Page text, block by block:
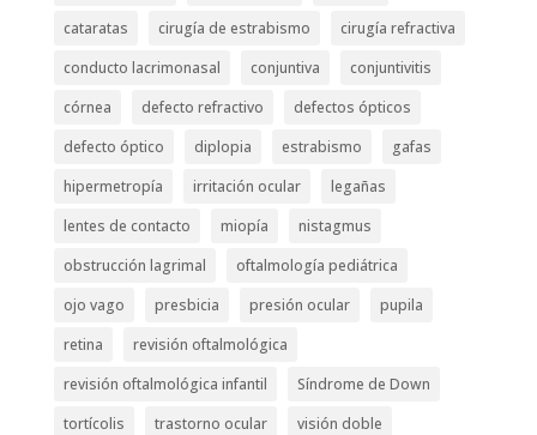
cataratas
cirugía de estrabismo
cirugía refractiva
conducto lacrimonasal
conjuntiva
conjuntivitis
córnea
defecto refractivo
defectos ópticos
defecto óptico
diplopia estrabismo
gafas
hipermetropía
irritación ocular
legañas
lentes de contacto
miopía
nistagmus
obstrucción lagrimal
oftalmología pediátrica
ojo vago
presbicia presión ocular
pupila
retina
revisión oftalmológica
revisión oftalmológica infantil
Síndrome de Down
tortícolis
trastorno ocular visión doble